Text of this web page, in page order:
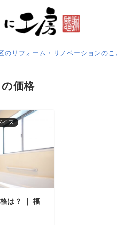
のリフォーム・リノベーションのこ
価格
イス
は？ ｜ 福